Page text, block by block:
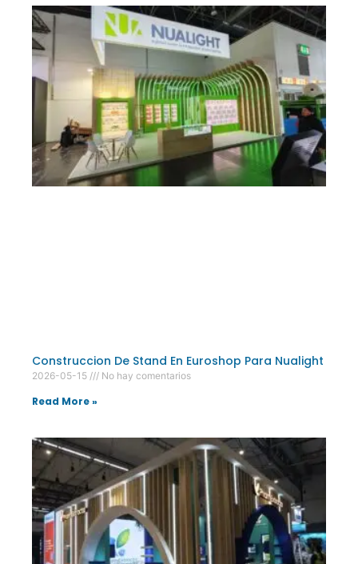
Construccion De Stand En Euroshop Para Nualight
2026-05-15 No hay comentarios
Read More »